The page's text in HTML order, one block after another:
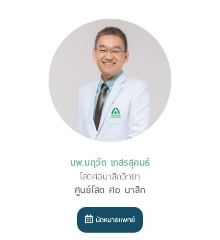
นพ.นฤวัต เกสรสุคนธ์
โสตศอนาสิกวิทยา
ศูนย์โสต ศอ นาสิก
นัดหมายแพทย์